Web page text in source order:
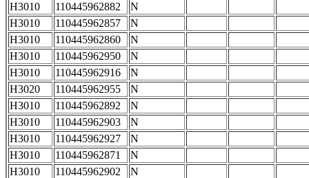
H3010
110445962882
N
H3010
110445962857
N
H3010
110445962860
N
H3010
110445962950
N
H3010
110445962916
N
H3020
110445962955
N
H3010
110445962892
N
H3010
110445962903
N
H3010
110445962927
N
H3010
110445962871
N
H3010
110445962902
N